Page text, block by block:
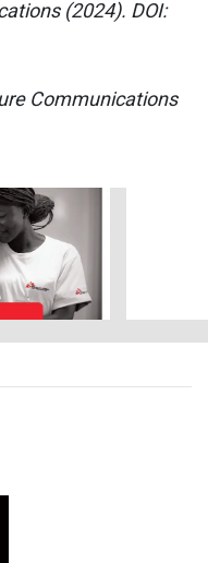
(2024). DOI:
Communications